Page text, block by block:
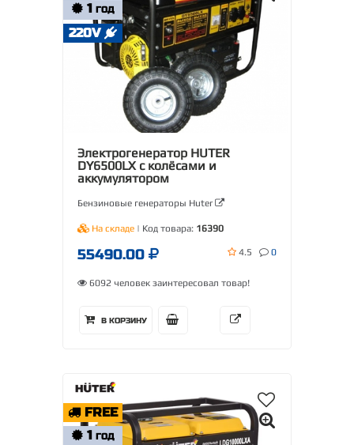
1
ГОД
220V
Электрогенератор HUTER
DY6500LX с колёсами и
аккумулятором
Бензиновые генераторы Huter
На складе | Код товара: 16390
55490.00 4.5 0
6092 человек заинтересовал товар!
В КОРЗИНУ
FREE
1
ГОД